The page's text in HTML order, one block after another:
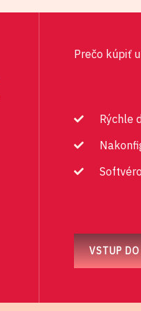
Prečo kúpiť
Rýchle
VSTUP